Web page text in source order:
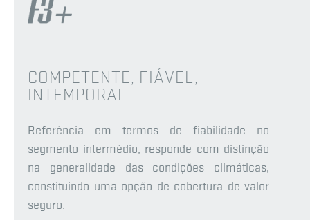
COMPETENTE, FIÁVEL,
INTEMPORAL
Referência em termos de fiabilidade no
segmento intermédio, responde com distinção
na generalidade das condições climáticas,
constituindo uma opção de cobertura de valor
seguro.